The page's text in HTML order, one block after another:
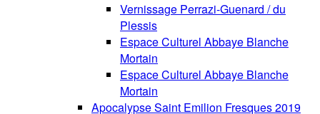
Vernissage Perrazi-Guenard / du
Plessis
Espace Culturel Abbaye Blanche
Mortain
Espace Culturel Abbaye Blanche
Mortain
Apocalypse Saint Emilion Fresques 2019